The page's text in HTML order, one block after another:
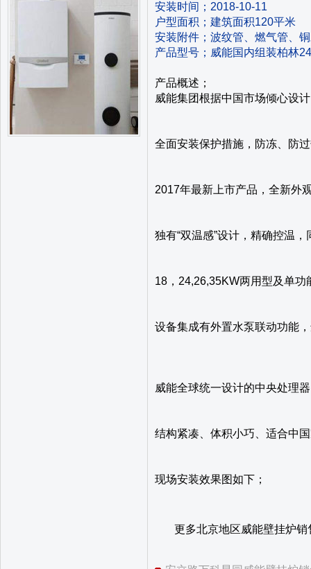
安装时间；2018-10-11
户型面积；建筑面积120平米
安装附件；波纹管、燃气管、
产品型号； 威能国内组装柏林
产品概述；
威能集团根据中国市场倾心设计
全面安装保护措施，防冻、防
2017年最新上市产品，全新外
独有“双温感”设计，精确控温
18，24,26,35KW两用型及单功
设备集成有外置水泵联动功能
威能全球统一设计的中央处理
结构紧凑、体积小巧、适合中
现场安装效果图如下；
更多北京地区威能壁挂炉